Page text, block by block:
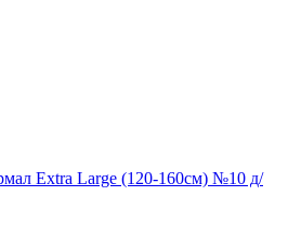
Extra Large (120-160см) №10 д/